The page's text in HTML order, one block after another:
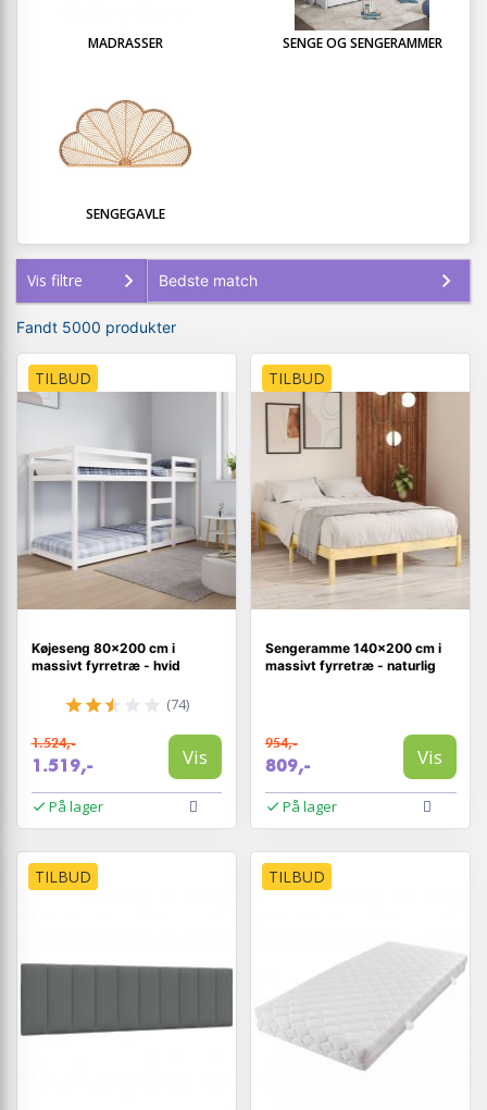
MADRASSER SENGE OG SENGERAMMER
SENGEGAVLE
Vis filtre
Fandt 5000 produkter
TILBUD
Køjeseng 80×200 cm i
massivt fyrretræ - hvid
(74)
1.524,-
1.519,- Vis
På lager
TILBUD
Sengeramme 140x200 cm i
massivt fyrretræ - naturlig
954,-
809,- Vis
På lager
TILBUD TILBUD